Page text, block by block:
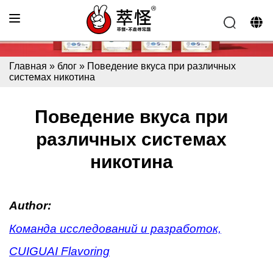
Главная » блог » Поведение вкуса при различных
системах никотина
Поведение вкуса при
различных системах
никотина
Author:
Команда исследований и разработок,
CUIGUAI Flavoring